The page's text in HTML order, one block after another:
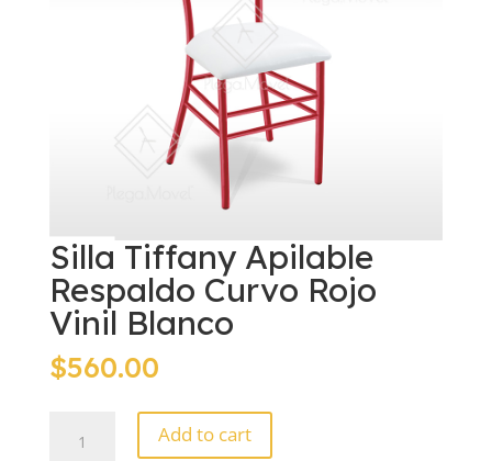
Silla Tiffany Apilable
Respaldo Curvo Rojo
Vinil Blanco
$560.00
Tiffany
Add to cart